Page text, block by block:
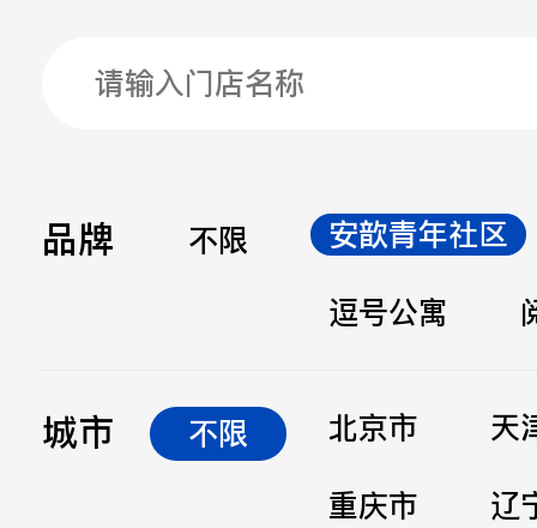
品牌 不限
安歆青年社区
逗号公寓
城市 不限 北京市
天
重庆市
辽
留言
立即提交